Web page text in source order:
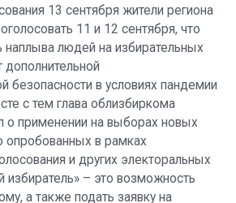
13 сентября жители региона
11 и 12 сентября, что
наплыва людей на избирательных
дополнительной
безопасности в условиях пандемии
с тем глава облизбиркома
о применении на выборах новых
опробованных в рамках
и других электоральных
избиратель» – это возможность
а также подать заявку на